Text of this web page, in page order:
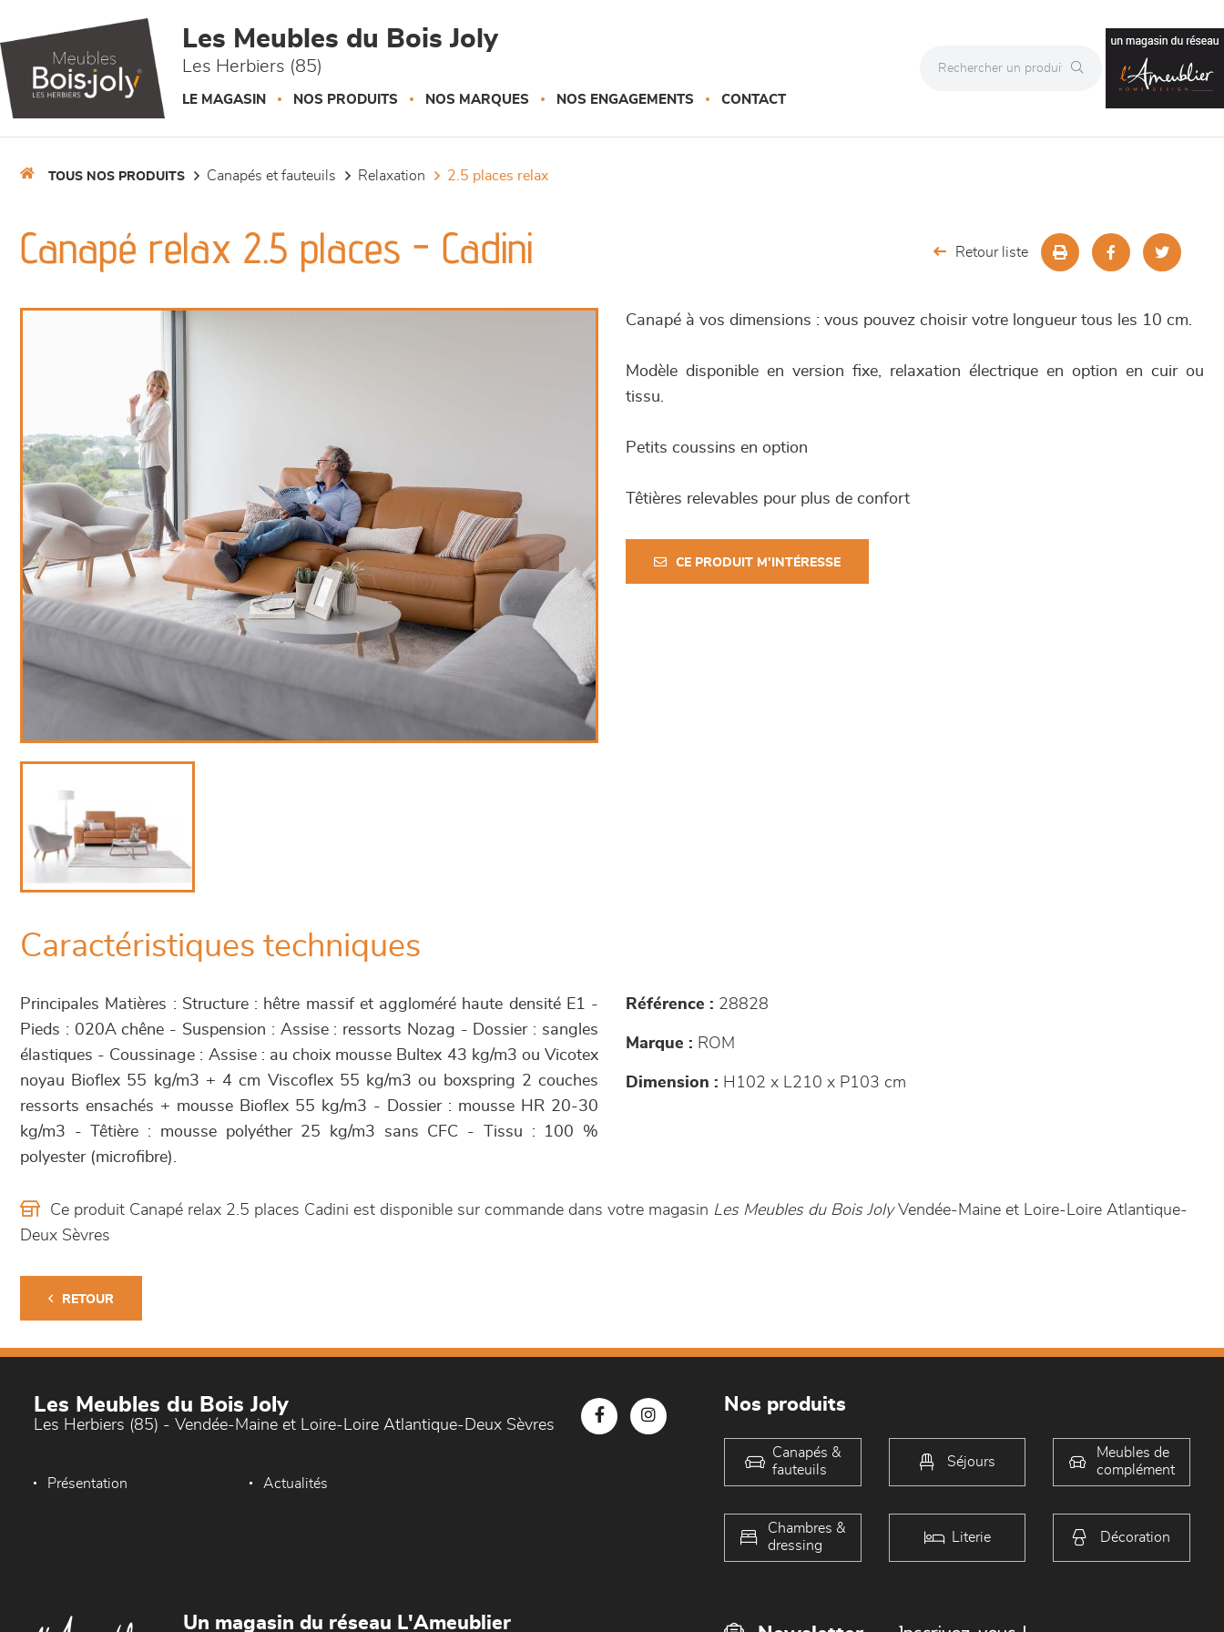
Les Meubles du Bois Joly
Les Herbiers (85)
LE MAGASIN NOS PRODUITS NOS MARQUES NOS ENGAGEMENTS CONTACT
TOUS NOS PRODUITS canapés et fauteuils relaxation 2.5 places relax
Canapé relax 2.5 places - Cadini Retour liste
Canapé à vos dimensions : vous pouvez choisir votre longueur tous les 10 cm.
Modèle disponible en version fixe, relaxation électrique en option en cuir ou
tissu.
Petits coussins en option
Têtières relevables pour plus de confort
CE PRODUIT M'INTÉRESSE
Caractéristiques techniques
Principales Matières : Structure : hêtre massif et aggloméré haute densité E1 -
Pieds : 020A chêne - Suspension : Assise : ressorts Nozag - Dossier : sangles
élastiques - Coussinage : Assise : au choix mousse Bultex 43 kg/m3 ou Vicotex
noyau Bioflex 55 kg/m3 + 4 cm Viscoflex 55 kg/m3 ou boxspring 2 couches
ressorts ensachés + mousse Bioflex 55 kg/m3 - Dossier : mousse HR 20-30
kg/m3 - Têtière : mousse polyéther 25 kg/m3 sans CFC - Tissu : 100 %
polyester (microfibre).
Référence : 28828
Marque : ROM
Dimension : H102 x L210 x P103 cm
Ce produit Canapé relax 2.5 places Cadini est disponible sur commande dans votre magasin Les Meubles du Bois JolyVendée-Maine et Loire-Loire Atlantique-
Deux Sèvres
RETOUR
Les Meubles du Bois Joly
Les Herbiers (85) - Vendée-Maine et Loire-Loire Atlantique-Deux Sèvres
Présentation Actualités
Nos produits
Canapés &
fauteuils
Séjours
Meubles de
complément
Chambres &
dressing
Literie Décoration
Un magasin du réseau L'Ameublier